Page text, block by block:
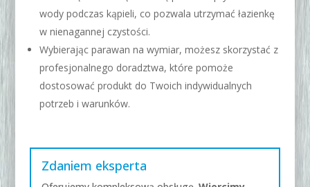
wody podczas kąpieli, co pozwala utrzymać łazienkę
w nienagannej czystości.
Wybierając parawan na wymiar, możesz skorzystać z
profesjonalnego doradztwa, które pomoże
dostosować produkt do Twoich indywidualnych
potrzeb i warunków.
Zdaniem eksperta